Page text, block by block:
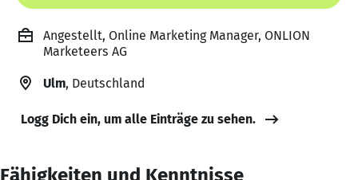
Angestellt, Online Marketing Manager, ONLION
Marketeers AG
Ulm, Deutschland
Logg Dich ein, um alle Einträge zu sehen.
Fähigkeiten und Kenntnisse